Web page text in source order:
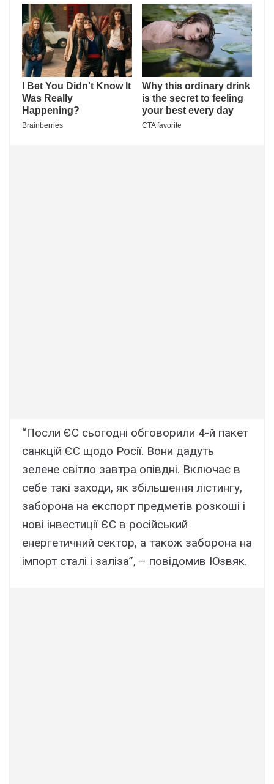
“Посли ЄС сьогодні обговорили 4-й пакет
санкцій ЄС щодо Росії. Вони дадуть
зелене світло завтра опівдні. Включає в
себе такі заходи, як збільшення лістингу,
заборона на експорт предметів розкоші і
нові інвестиції ЄС в російський
енергетичний сектор, а також заборона на
імпорт сталі і заліза”, – повідомив Юзвяк.